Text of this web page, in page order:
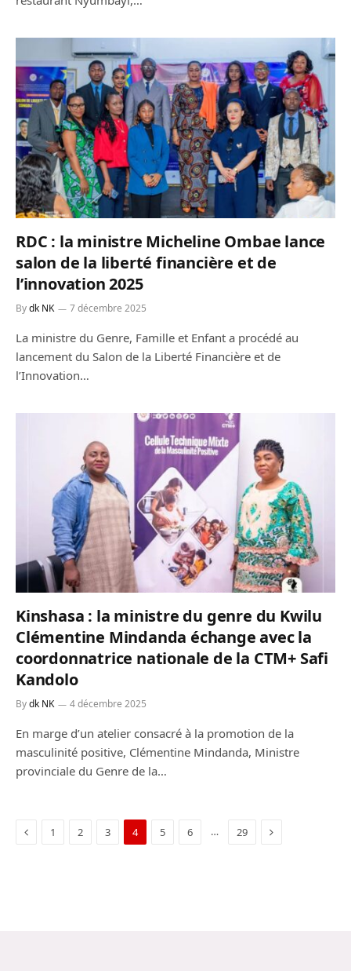
RDC : la ministre Micheline Ombae lance
salon de la liberté financière et de
l’innovation 2025
Bydk NK 7 décembre 2025
La ministre du Genre, Famille et Enfant a procédé au
lancement du Salon de la Liberté Financière et de
l’Innovation…
Kinshasa : la ministre du genre du Kwilu
Clémentine Mindanda échange avec la
coordonnatrice nationale de la CTM+ Safi
Kandolo
Bydk NK 4 décembre 2025
En marge d’un atelier consacré à la promotion de la
masculinité positive, Clémentine Mindanda, Ministre
provinciale du Genre de la…
Previous
1 2 3 4 5 6 … 29 Next